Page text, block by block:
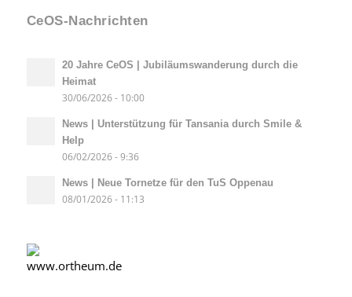
CeOS-Nachrichten
20 Jahre CeOS | Jubiläumswanderung durch die
Heimat
30/06/2026 - 10:00
News | Unterstützung für Tansania durch Smile &
Help
06/02/2026 - 9:36
News | Neue Tornetze für den TuS Oppenau
08/01/2026 - 11:13